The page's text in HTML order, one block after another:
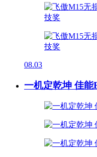
08.03
一机定乾坤 佳能